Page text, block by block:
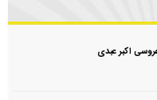
اکبر عبدی